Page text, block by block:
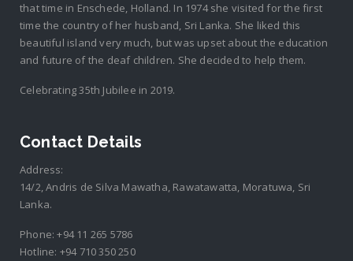
that time in Enschede, Holland. In 1974 she visited for the first
time the country of her husband, Sri Lanka. She liked this
beautiful island very much, but was upset about the education
and future of the deaf children. She decided to help them.
Celebrating 35th Jubilee in 2019.
Contact Details
Address:
14/2, Andris de Silva Mawatha, Rawatawatta, Moratuwa, Sri
Lanka.
Phone:+94 11 265 5786
Hotline: +94 710 350 250